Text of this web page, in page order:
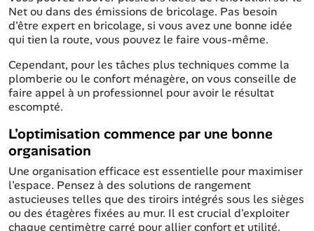
Net ou dans des émissions de bricolage. Pas besoin
d'être expert en bricolage, si vous avez une bonne idée
qui tien la route, vous pouvez le faire vous-même.
Cependant, pour les tâches plus techniques comme la
plomberie ou le confort ménagère, on vous conseille de
faire appel à un professionnel pour avoir le résultat
escompté.
L'optimisation commence par une bonne
organisation
Une organisation efficace est essentielle pour maximiser
l'espace. Pensez à des solutions de rangement
astucieuses telles que des tiroirs intégrés sous les sièges
ou des étagères fixées au mur. Il est crucial d'exploiter
chaque centimètre carré pour allier confort et utilité.